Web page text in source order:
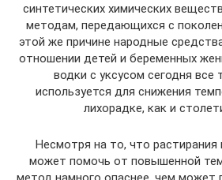
синтетических химических
методам, передающихся с
этой же причине народные
отношении детей и беременных
водки с уксусом сегодня все
используется для снижения
лихорадке, как и
Несмотря на то, что растирания
может помочь от повышенной